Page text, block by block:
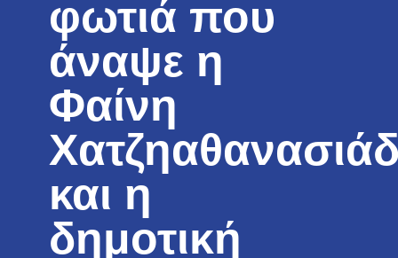
φωτιά που
άναψε η
Φαίνη
και η
δημοτική